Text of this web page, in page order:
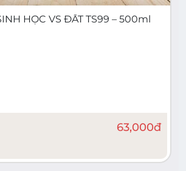
HỌC VS ĐẤT TS99 – 500ml
63,000đ